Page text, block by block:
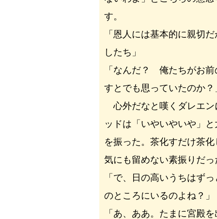
す。
「恩人には基本的に親切
したち」
「なんだ？ 俺たちがお前
すとでも思っていたのか？
心外だなと嘆くダレエン
ッドは「いやいやいや」
を振った。茶化すだけ茶
気にも留めない素振りだっ
「で、日の高いうちはず
のところにいるのよね？」
「あ、ああ。たまに宮殿